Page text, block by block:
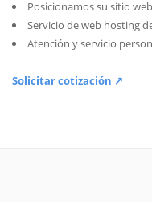
Posicionamos su sitio
Servicio de web hosting
Atención y servicio
Solicitar cotización ↗